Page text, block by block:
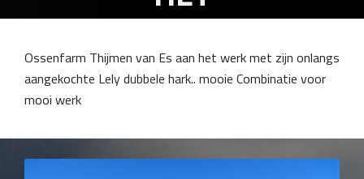
Ossenfarm Thijmen van Es aan het werk met zijn onlangs
aangekochte Lely dubbele hark.. mooie Combinatie voor
mooi werk